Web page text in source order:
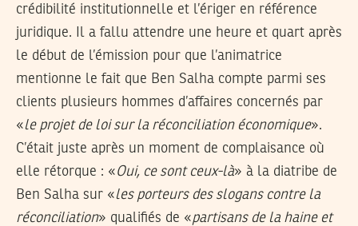
crédibilité institutionnelle et l’ériger en référence
juridique. Il a fallu attendre une heure et quart après
le début de l’émission pour que l’animatrice
mentionne le fait que Ben Salha compte parmi ses
clients plusieurs hommes d’affaires concernés par
«le projet de loi sur la réconciliation économique».
C’était juste après un moment de complaisance où
elle rétorque : «Oui, ce sont ceux-là» à la diatribe de
Ben Salha sur «les porteurs des slogans contre la
réconciliation» qualifiés de «partisans de la haine et